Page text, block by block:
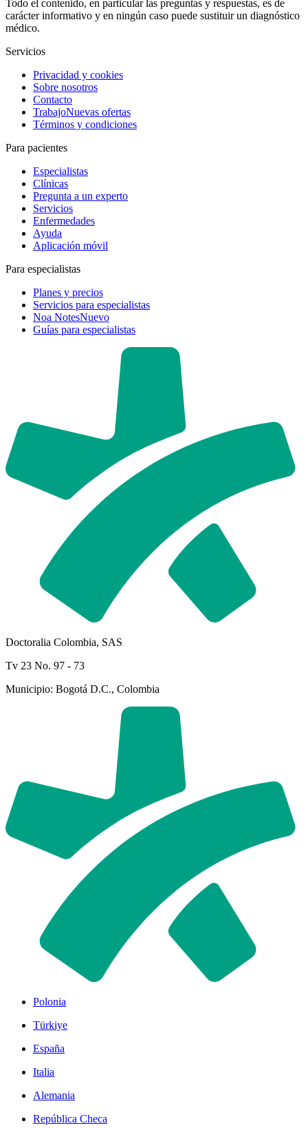
Todo el contenido, en particular las preguntas y respuestas, es de
carácter informativo y en ningún caso puede sustituir un diagnóstico
médico.
Servicios
Privacidad y cookies
Sobre nosotros
Contacto
TrabajoNuevas ofertas
Términos y condiciones
Para pacientes
Especialistas
Clínicas
Pregunta a un experto
Servicios
Enfermedades
Ayuda
Aplicación móvil
Para especialistas
Planes y precios
Servicios para especialistas
Noa NotesNuevo
Guías para especialistas
Doctoralia Colombia, SAS
Tv 23 No. 97 - 73
Municipio: Bogotá D.C., Colombia
Polonia
Türkiye
España
Italia
Alemania
República Checa